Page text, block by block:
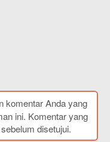
komentar Anda yang
ini. Komentar yang
disetujui.